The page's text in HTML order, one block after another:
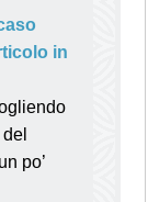
in
po’